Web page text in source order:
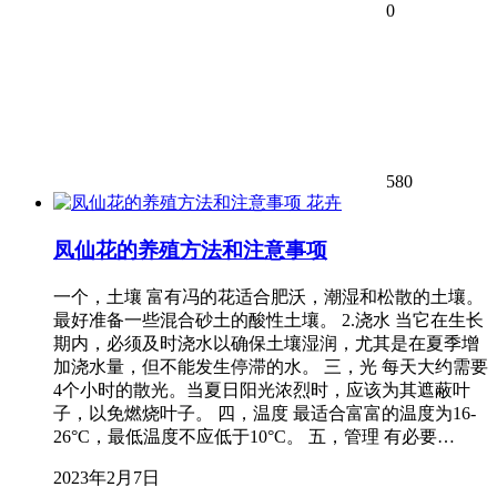
0
580
花卉
凤仙花的养殖方法和注意事项
一个，土壤 富有冯的花适合肥沃，潮湿和松散的土壤。
最好准备一些混合砂土的酸性土壤。 2.浇水 当它在生长
期内，必须及时浇水以确保土壤湿润，尤其是在夏季增
加浇水量，但不能发生停滞的水。 三，光 每天大约需要
4个小时的散光。当夏日阳光浓烈时，应该为其遮蔽叶
子，以免燃烧叶子。 四，温度 最适合富富的温度为16-
26°C，最低温度不应低于10°C。 五，管理 有必要…
2023年2月7日